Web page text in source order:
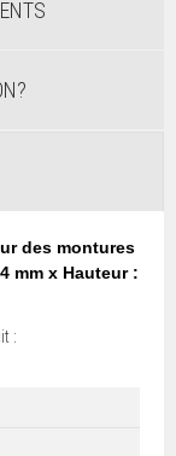
des montures
mm x Hauteur :
: